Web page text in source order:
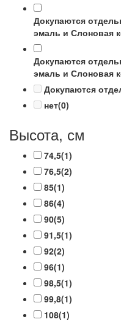
Докупаются
эмаль и Слоновая
Докупаются
эмаль и Слоновая
Докупаются
нет(0)
Высота, см
74,5(1)
76,5(2)
85(1)
86(4)
90(5)
91,5(1)
92(2)
96(1)
98,5(1)
99,8(1)
108(1)